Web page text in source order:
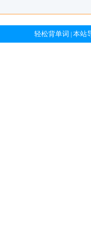
轻松背单词 本站